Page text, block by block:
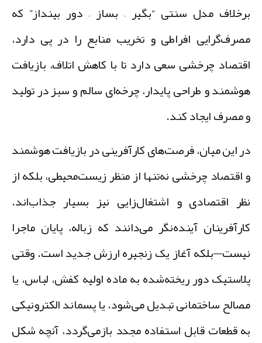
مدل سنتی“بگیر – بساز – دور بینداز”که
افراطی و تخریب منابع را در پی دارد،
چرخشی سعی دارد تا با کاهش اتلاف، بازیافت
و طراحی پایدار، چرخه‌ای سالم و سبز در تولید
مصرف ایجاد کند.
این میان،فرصت‌های کارآفرینی در بازیافت هوشمند
اقتصاد چرخشینه‌تنها از منظر زیست‌محیطی، بلکه از
اقتصادی و اشتغال‌زایی نیز بسیار جذاب‌اند.
آینده‌نگر می‌دانند که زباله، پایان ماجرا
آغاز یک زنجیره ارزش جدید است. وقتی
دور ریخته‌شده به ماده اولیه کفش، لباس، یا
ساختمانی تبدیل می‌شود، یا پسماند الکترونیکی
قطعات قابل استفاده مجدد بازمی‌گردد، آنچه شکل